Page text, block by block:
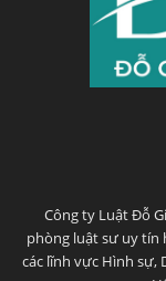
Công ty Luật Đỗ
phòng luật sư uy tín
các lĩnh vực Hình sự,